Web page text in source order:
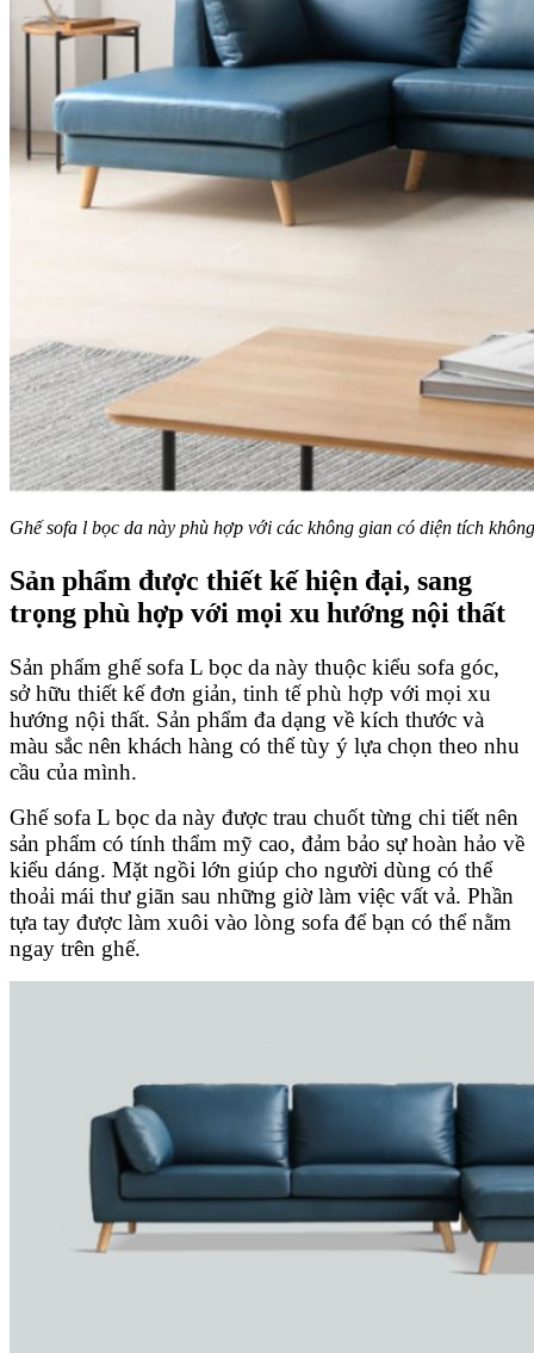
Ghế sofa l bọc da này phù hợp với các không gian có diện tích
Sản phẩm được thiết kế hiện đại, sang
trọng phù hợp với mọi xu hướng nội thất
Sản phẩm ghế sofa L bọc da này thuộc kiểu sofa góc,
sở hữu thiết kế đơn giản, tinh tế phù hợp với mọi xu
hướng nội thất. Sản phẩm đa dạng về kích thước và
màu sắc nên khách hàng có thể tùy ý lựa chọn theo nhu
cầu của mình.
Ghế sofa L bọc da này được trau chuốt từng chi tiết nên
sản phẩm có tính thẩm mỹ cao, đảm bảo sự hoàn hảo về
kiểu dáng. Mặt ngồi lớn giúp cho người dùng có thể
thoải mái thư giãn sau những giờ làm việc vất vả. Phần
tựa tay được làm xuôi vào lòng sofa để bạn có thể nằm
ngay trên ghế.